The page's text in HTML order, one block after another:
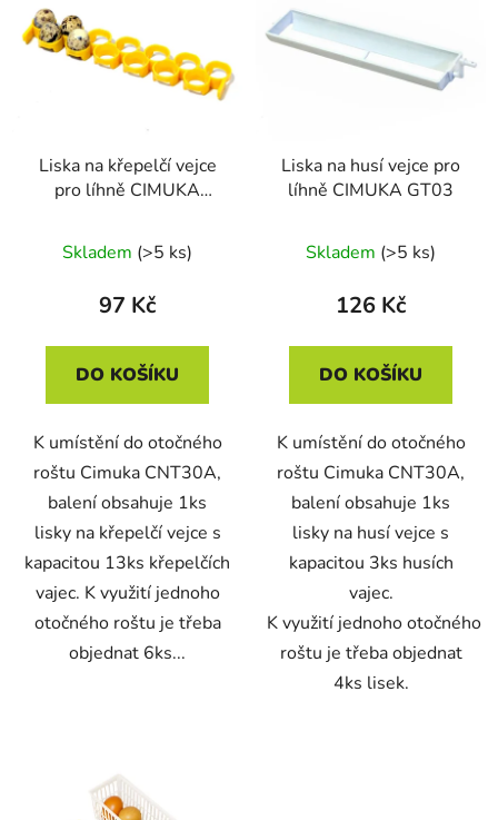
op
Liska na křepelčí vejce
pro líhně CIMUKA
Skladem (>5 ks)
97 Kč
DO KOŠÍKU
K umístění do otočného
roštu Cimuka CNT30A,
balení obsahuje 1ks
lisky na křepelčí vejce s
kapacitou 13ks křepelčích
vajec. K využití jednoho
otočného roštu je třeba
objednat 6ks...
Liska na husí vejce pro
líhně CIMUKA GT03
Skladem (>5 ks)
126 Kč
DO KOŠÍKU
K umístění do otočného
roštu Cimuka CNT30A,
balení obsahuje 1ks
lisky na husí vejce s
kapacitou 3ks husích
vajec.
K využití jednoho otočného
roštu je třeba objednat
4ks lisek.